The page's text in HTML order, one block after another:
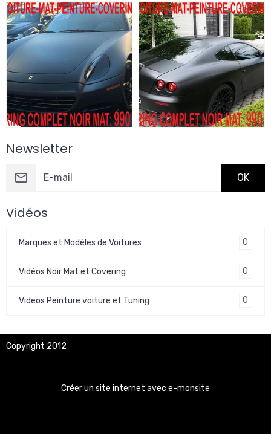
Newsletter
OK
Vidéos
Marques et Modèles de Voitures 0
Vidéos Noir Mat et Covering 0
Videos Peinture voiture et Tuning 0
Copyright 2012
Créer un site internet avec e-monsite